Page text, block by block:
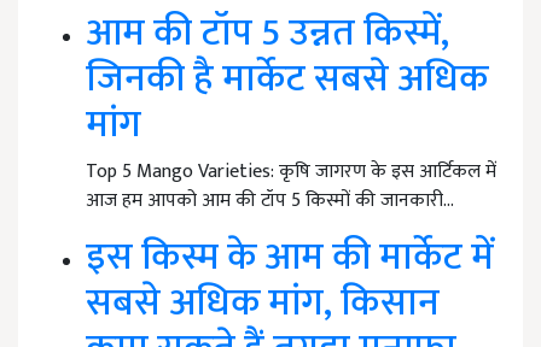
आम की टॉप 5 उन्नत किस्में,
जिनकी है मार्केट सबसे अधिक
मांग
Top 5 Mango Varieties: कृषि जागरण के इस आर्टिकल में
आज हम आपको आम की टॉप 5 किस्मों की जानकारी…
इस किस्म के आम की मार्केट में
सबसे अधिक मांग, किसान